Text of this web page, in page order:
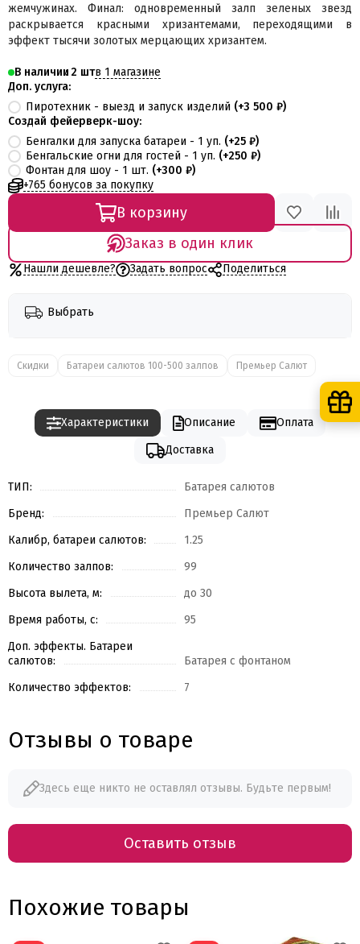
жемчужинах. Финал: одновременный залп зеленых звезд
раскрывается красными хризантемами, переходящими в
эффект тысячи золотых мерцающих хризантем.
В наличии 2
в 1 магазине
Доп. услуга:
Пиротехник - выезд и запуск изделий (+3 500 ₽)
Создай фейерверк-шоу:
Бенгалки для запуска батареи - 1 уп. (+25 ₽)
Бенгальские огни для гостей - 1 уп. (+250 ₽)
Фонтан для шоу - 1 шт. (+300 ₽)
+765 бонусов за покупку
В корзину
Заказ в один клик
Нашли дешевле? Задать вопрос Поделиться
Выбрать
Скидки Батареи салютов 100-500 залпов Премьер Салют
Характеристики Описание
Оплата
Доставка
ТИП:
Батарея салютов
Бренд:
Премьер Салют
Калибр, батареи салютов:
1.25
Количество залпов:
99
Высота вылета, м:
до 30
Время работы, с:
95
Доп. эффекты. Батареи
салютов:
Батарея с фонтаном
Количество эффектов:
7
Отзывы о товаре
Здесь еще никто не оставлял отзывы. Будьте первым!
Оставить отзыв
Похожие товары